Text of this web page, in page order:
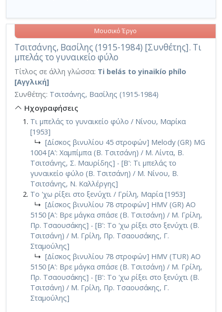
Τσιτσάνης, Βασίλης (1915-1984) [Συνθέτης]. Τι
μπελάς το γυναικείο φύλο
Μουσικό Έργο
Τίτλος σε άλλη γλώσσα: Ti belás to yinaikío phílo
[Αγγλική]
Συνθέτης: Τσιτσάνης, Βασίλης (1915-1984)
Ηχογραφήσεις
Τι μπελάς το γυναικείο φύλο / Νίνου, Μαρίκα
[1953]
↳ [Δίσκος βινυλίου 45 στροφών] Melody (GR) MG
1004 [A': Χαμπίμπα (Β. Τσιτσάνη) / Μ. Λίντα, Β.
Τσιτσάνης, Σ. Μαυρίδης] - [Β': Τι μπελάς το
γυναικείο φύλο (Β. Τσιτσάνη) / Μ. Νίνου, Β.
Τσιτσάνης, Ν. Καλλέργης]
Το 'χω ρίξει στο ξενύχτι / Γρίλη, Μαρία [1953]
↳ [Δίσκος βινυλίου 78 στροφών] HMV (GR) AO
5150 [Α': Βρε μάγκα σπάσε (Β. Τσιτσάνη) / Μ. Γρίλη,
Πρ. Τσαουσάκης] - [Β': Το 'χω ρίξει στο ξενύχτι (Β.
Τσιτσάνη) / Μ. Γρίλη, Πρ. Τσαουσάκης, Γ.
Σταμούλης]
↳ [Δίσκος βινυλίου 78 στροφών] HMV (TUR) AO
5150 [Α': Βρε μάγκα σπάσε (Β. Τσιτσάνη) / Μ. Γρίλη,
Πρ. Τσαουσάκης] - [Β': Το 'χω ρίξει στο ξενύχτι (Β.
Τσιτσάνη) / Μ. Γρίλη, Πρ. Τσαουσάκης, Γ.
Σταμούλης]